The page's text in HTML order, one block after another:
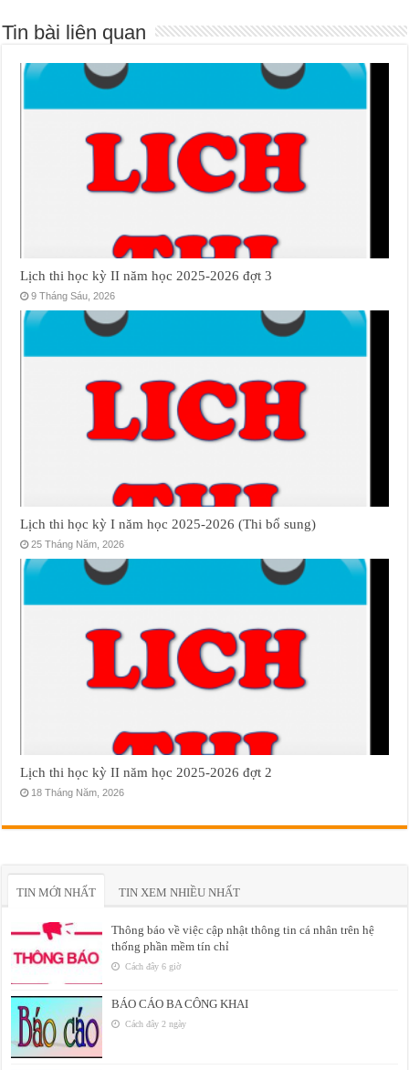
Tin bài liên quan
Lịch thi học kỳ II năm học 2025-2026 đợt 3
9 Tháng Sáu, 2026
Lịch thi học kỳ I năm học 2025-2026 (Thi bổ sung)
25 Tháng Năm, 2026
Lịch thi học kỳ II năm học 2025-2026 đợt 2
18 Tháng Năm, 2026
TIN MỚI NHẤT TIN XEM NHIỀU NHẤT
Thông báo về việc cập nhật thông tin cá nhân trên hệ
thống phần mềm tín chỉ
Cách đây 6 giờ
BÁO CÁO BA CÔNG KHAI
Cách đây 2 ngày